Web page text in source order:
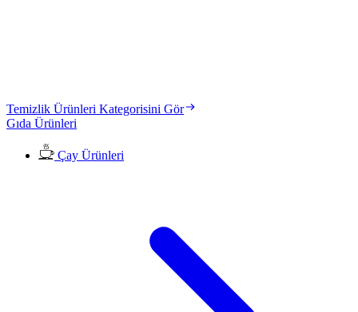
Temizlik Ürünleri Kategorisini Gör
Gıda Ürünleri
Çay Ürünleri